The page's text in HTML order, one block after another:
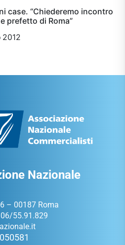
case. “Chiederemo incontro
prefetto di Roma”
2012
Nazionale
– 00187 Roma
55.91.829